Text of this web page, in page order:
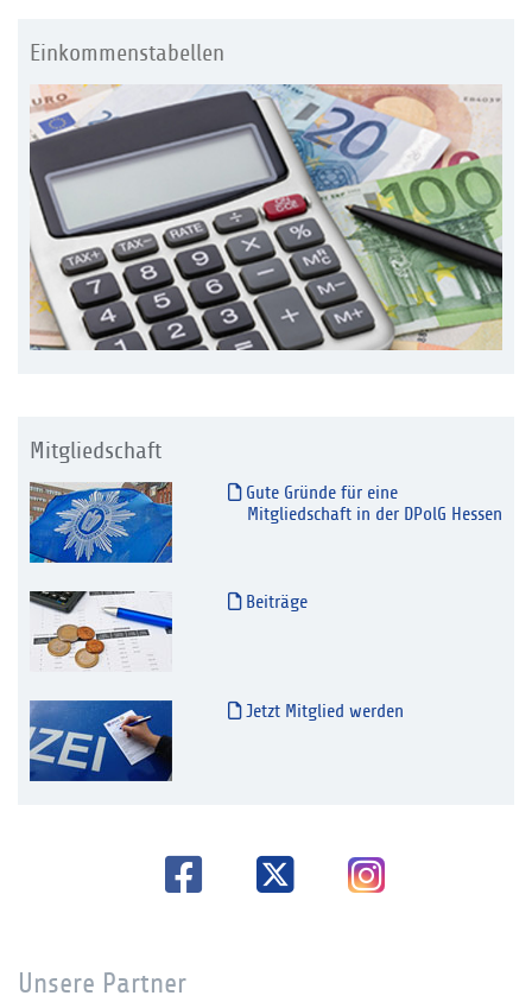
Einkommenstabellen
Mitgliedschaft
Gute Gründe für eine
Mitgliedschaft in der DPolG Hessen
Beiträge
Jetzt Mitglied werden
Unsere Partner